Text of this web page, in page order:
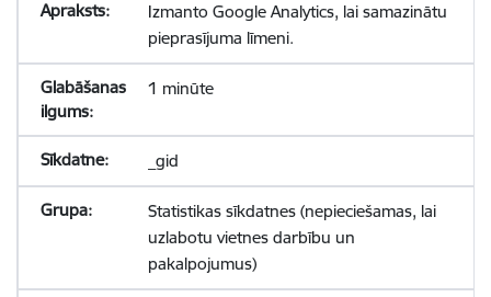
Izmanto Google Analytics, lai samazinātu
pieprasījuma līmeni.
1 minūte
_gid
Statistikas sīkdatnes (nepieciešamas, lai
uzlabotu vietnes darbību un
pakalpojumus)